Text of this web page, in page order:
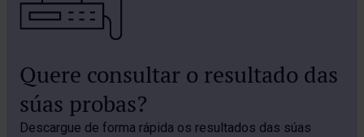
Quere consultar o resultado das
súas probas?
Descargue de forma rápida os resultados das súas